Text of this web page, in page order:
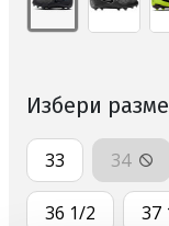
Избери
33 34
36 1/2 37